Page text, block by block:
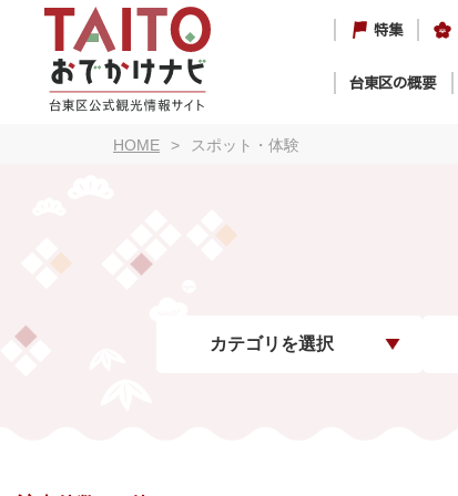
特集
台東区の概要
HOME スポット・体験
カテゴリを選択